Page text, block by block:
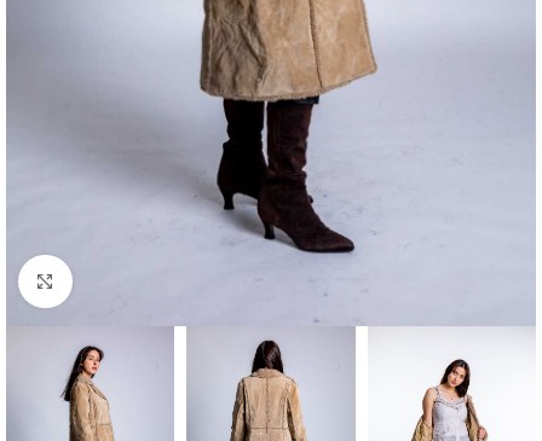
Klick zum Vergrößern